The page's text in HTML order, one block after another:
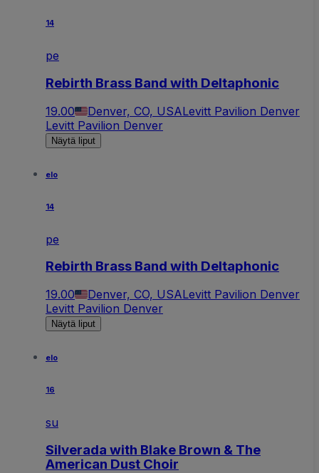
14
pe
Rebirth Brass Band with Deltaphonic
19.00 Denver, CO, USALevitt Pavilion Denver
Levitt Pavilion Denver
Näytä liput
elo
14
pe
Rebirth Brass Band with Deltaphonic
19.00 Denver, CO, USALevitt Pavilion Denver
Levitt Pavilion Denver
Näytä liput
elo
16
su
Silverada with Blake Brown & The
American Dust Choir